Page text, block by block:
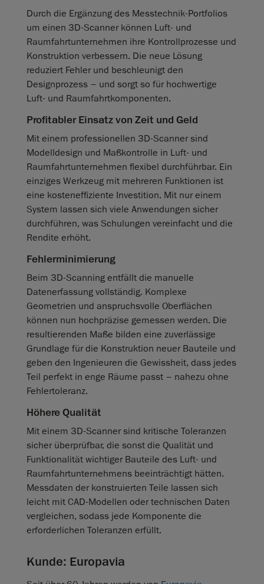
Durch die Ergänzung des Messtechnik-Portfolios
um einen 3D‑Scanner können Luft- und
Raumfahrtunternehmen ihre Kontrollprozesse und
Konstruktion verbessern. Die neue Lösung
reduziert Fehler und beschleunigt den
Designprozess – und sorgt so für hochwertige
Luft‑ und Raumfahrtkomponenten.
Profitabler Einsatz von Zeit und Geld
Mit einem professionellen 3D‑Scanner sind
Modelldesign und Maßkontrolle in Luft- und
Raumfahrtunternehmen flexibel durchführbar. Ein
einziges Werkzeug mit mehreren Funktionen ist
eine kosteneffiziente Investition. Mit nur einem
System lassen sich viele Anwendungen sicher
durchführen, was Schulungen vereinfacht und die
Rendite erhöht.
Fehlerminimierung
Beim 3D‑Scanning entfällt die manuelle
Datenerfassung vollständig. Komplexe
Geometrien und anspruchsvolle Oberflächen
können nun hochpräzise gemessen werden. Die
resultierenden Maße bilden eine zuverlässige
Grundlage für die Konstruktion neuer Bauteile und
geben den Ingenieuren die Gewissheit, dass jedes
Teil perfekt in enge Räume passt – nahezu ohne
Fehlertoleranz.
Höhere Qualität
Mit einem 3D‑Scanner sind kritische Toleranzen
sicher überprüfbar, die sonst die Qualität und
Funktionalität wichtiger Bauteile des Luft- und
Raumfahrtunternehmens beeinträchtigt hätten.
Messdaten der konstruierten Teile lassen sich
leicht mit CAD‑Modellen oder technischen Daten
vergleichen, sodass jede Komponente die
erforderlichen Toleranzen erfüllt.
Kunde: Europavia